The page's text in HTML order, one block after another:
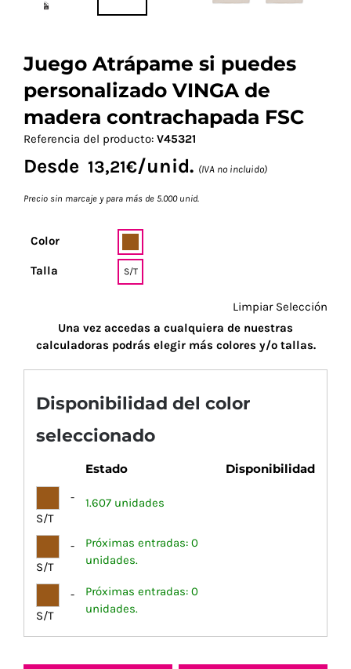
Juego Atrápame si puedes
personalizado VINGA de
madera contrachapada FSC
Referencia del producto: V45321
Desde 13,21€/unid. (IVA no incluido)
Precio sin marcaje y para más de 5.000 unid.
Color
Talla S/T
Limpiar Selección
Una vez accedas a cualquiera de nuestras
calculadoras podrás elegir más colores y/o tallas.
Disponibilidad del color
seleccionado
Estado Disponibilidad
-
S/T
1.607 unidades
-
S/T
Próximas entradas: 0
unidades.
-
S/T
Próximas entradas: 0
unidades.